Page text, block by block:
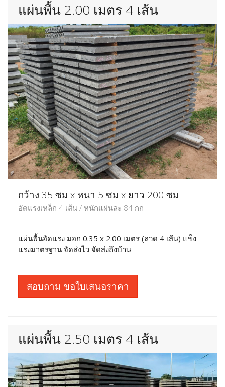
แผ่นพื้น 2.00 เมตร 4 เส้น
กว้าง 35 ซม x หนา 5 ซม x ยาว 200 ซม
อัดแรงเหล็ก 4 เส้น / หนักแผ่นละ 84 กก
แผ่นพื้นอัดแรง มอก 0.35 x 2.00 เมตร (ลวด 4 เส้น) แข็ง
แรงมาตรฐาน จัดส่งไว จัดส่งถึงบ้าน
สอบถาม ขอใบเสนอราคา
แผ่นพื้น 2.50 เมตร 4 เส้น